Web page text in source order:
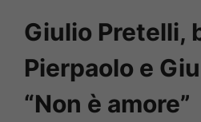
Giulio Pretelli,
Pierpaolo e
“Non è amore”